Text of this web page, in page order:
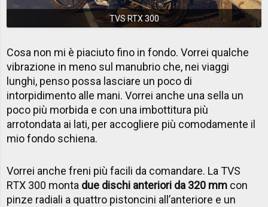
TVS RTX 300
Cosa non mi è piaciuto fino in fondo. Vorrei qualche
vibrazione in meno sul manubrio che, nei viaggi
lunghi, penso possa lasciare un poco di
intorpidimento alle mani. Vorrei anche una sella un
poco più morbida e con una imbottitura più
arrotondata ai lati, per accogliere più comodamente il
mio fondo schiena.
Vorrei anche freni più facili da comandare. La TVS
RTX 300 monta due dischi anteriori da 320 mm con
pinze radiali a quattro pistoncini all’anteriore e un